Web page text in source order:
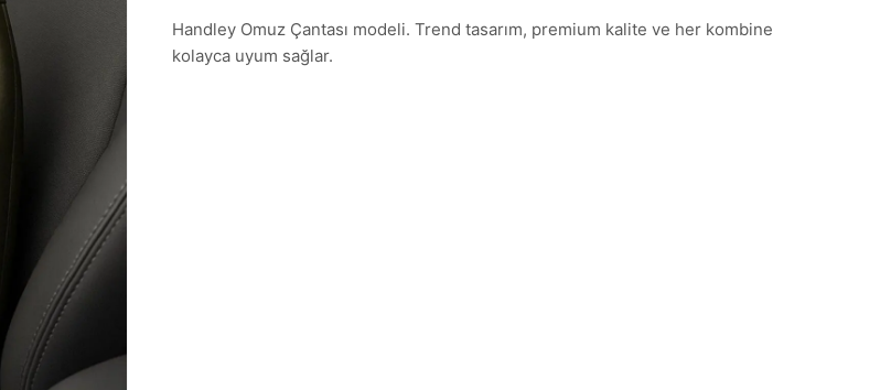
Handley Omuz Çantası modeli. Trend tasarım, premium kalite ve her kombine
kolayca uyum sağlar.